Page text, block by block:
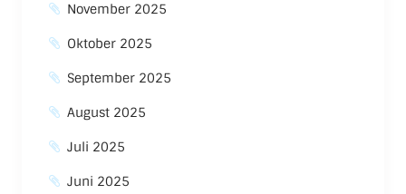
November 2025
Oktober 2025
September 2025
August 2025
Juli 2025
Juni 2025